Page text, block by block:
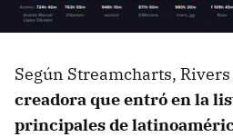
Según Streamcharts,
creadora que entró en la
principales de